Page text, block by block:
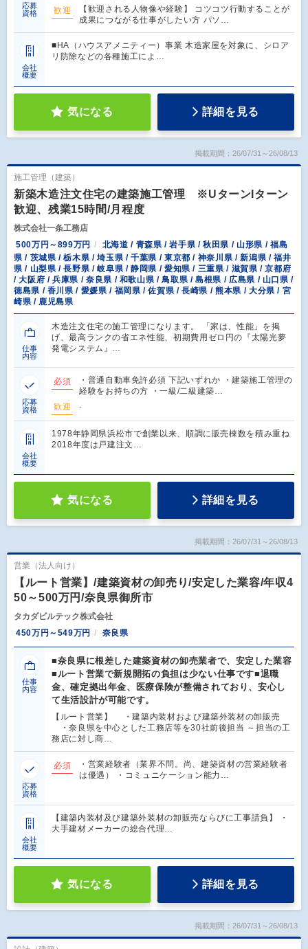
応募
資格
歓迎
【歓迎される人物像や経験】 コツコツ行動することが
成果につながる仕事がしたい方 パソ…
会社
概要
■HA（ハウスアメニティー）事業 木造家屋を対象に、シロア
リ防除などの各種施工によ…
気になる 詳細を見る
掲載期間：26/07/31～26/08/13
施工管理（建築）
新築木造注文住宅の建築施工管理 ※UターンIターン
歓迎、残業15時間/月程度
株式会社一条工務店
500万円～899万円
北海道 / 青森県 / 岩手県 / 秋田県 / 山形県 / 福島
県 / 茨城県 / 栃木県 / 埼玉県 / 千葉県 / 東京都 / 神奈川県 / 新潟県 / 福井
県 / 山梨県 / 長野県 / 岐阜県 / 静岡県 / 愛知県 / 三重県 / 滋賀県 / 京都府
/ 大阪府 / 兵庫県 / 奈良県 / 和歌山県 / 鳥取県 / 島根県 / 広島県 / 山口県 /
徳島県 / 香川県 / 愛媛県 / 福岡県 / 佐賀県 / 長崎県 / 熊本県 / 大分県 / 宮
崎県 / 鹿児島県
仕事
内容
木造注文住宅の施工管理になります。 「家は、性能」を掲
げ、最高ランクの省エネ性能、初期費用ゼロ円の『太陽光夢
発電システム』…
応募
資格
必須
・普通自動車免許必須 下記いずれか ・建築施工管理の
経験をお持ちの方 ・一級/二級建築…
歓迎
.
会社
概要
1978年静岡県浜松市で創業以来、順調に販売棟数を積み重ね
2018年度は戸建注文…
気になる 詳細を見る
掲載期間：26/07/31～26/08/13
営業（法人向け）
【ルート営業】/建築資材の卸売り/安定した業容/年収4
50～500万円/奈良県御所市
タカダビルテック株式会社
450万円～549万円
奈良県
仕事
内容
■奈良県に根差した建築資材の卸売業者で、安定した業容
■ルート営業で新規開拓の負担は少ない仕事です■退職
金、確定拠出年金、医療保険が整備されており、安心し
て生活設計が可能です。
【ルート営業】 ・建築内装材および建築外装材の卸販売
・奈良県を中心とした工務店等を30社前後担当 ～担当の工
務店に対し商…
応募
資格
必須
・営業経験者（業界不問。尚、建築資材の営業経験者
は優遇） ・コミュニケーション能力…
会社
概要
【建築内装材及び建築外装材の卸販売ならびに工事請負】 ・
大手建材メーカーの総合代理…
気になる 詳細を見る
掲載期間：26/07/31～26/08/13